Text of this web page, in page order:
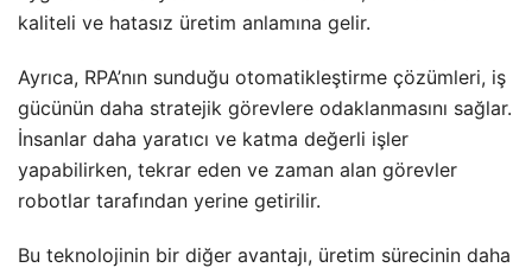
kaliteli ve hatasız üretim anlamına gelir.
Ayrıca, RPA’nın sunduğu otomatikleştirme çözümleri, iş
gücünün daha stratejik görevlere odaklanmasını sağlar.
İnsanlar daha yaratıcı ve katma değerli işler
yapabilirken, tekrar eden ve zaman alan görevler
robotlar tarafından yerine getirilir.
Bu teknolojinin bir diğer avantajı, üretim sürecinin daha